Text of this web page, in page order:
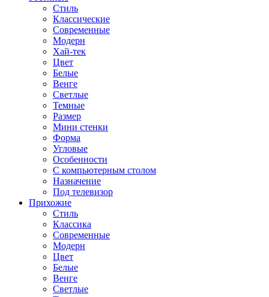
Стиль
Классические
Современные
Модерн
Хай-тек
Цвет
Белые
Венге
Светлые
Темные
Размер
Мини стенки
Форма
Угловые
Особенности
С компьютерным столом
Назначение
Под телевизор
Прихожие
Стиль
Классика
Современные
Модерн
Цвет
Белые
Венге
Светлые